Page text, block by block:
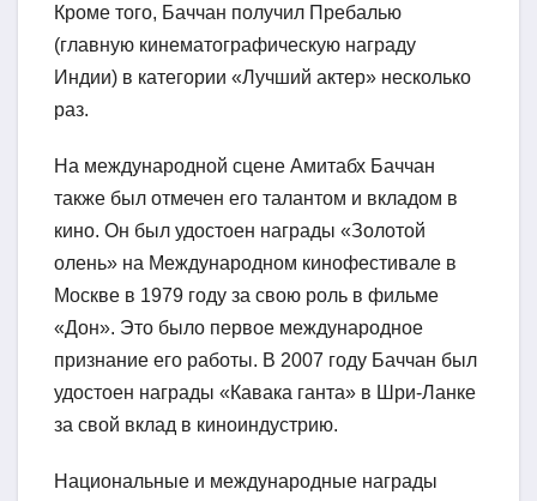
Кроме того, Баччан получил Пребалью
(главную кинематографическую награду
Индии) в категории «Лучший актер» несколько
раз.
На международной сцене Амитабх Баччан
также был отмечен его талантом и вкладом в
кино. Он был удостоен награды «Золотой
олень» на Международном кинофестивале в
Москве в 1979 году за свою роль в фильме
«Дон». Это было первое международное
признание его работы. В 2007 году Баччан был
удостоен награды «Кавака ганта» в Шри-Ланке
за свой вклад в киноиндустрию.
Национальные и международные награды